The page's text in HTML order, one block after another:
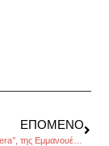
ΕΠΌΜΕΝΟ
Νοστιμιές ‘’on camera’’, της Εμμανουέλας Κόκκαλη